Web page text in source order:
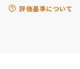
評価基準について